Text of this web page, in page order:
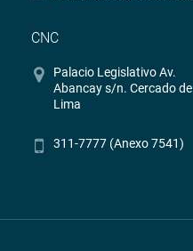
CNC
Palacio Legislativo Av.
Abancay s/n. Cercado de
Lima
311-7777 (Anexo 7541)